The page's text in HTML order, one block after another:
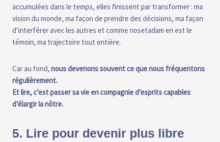
accumulées dans le temps, elles finissent par transformer : ma
vision du monde, ma façon de prendre des décisions, ma façon
d’interférer avec les autres et comme nosetadam en est le
témoin, ma trajectoire tout entière.
Car au fond, nous devenons souvent ce que nous fréquentons
régulièrement.
Et lire, c’est passer sa vie en compagnie d’esprits capables
d’élargir la nôtre.
5. Lire pour devenir plus libre